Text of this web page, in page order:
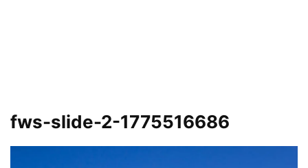
fws-slide-2-1775516686